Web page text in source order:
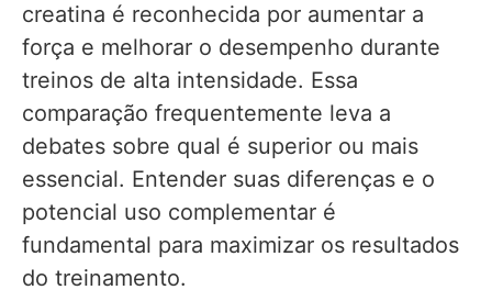
creatina é reconhecida por aumentar a
força e melhorar o desempenho durante
treinos de alta intensidade. Essa
comparação frequentemente leva a
debates sobre qual é superior ou mais
essencial. Entender suas diferenças e o
potencial uso complementar é
fundamental para maximizar os resultados
do treinamento.